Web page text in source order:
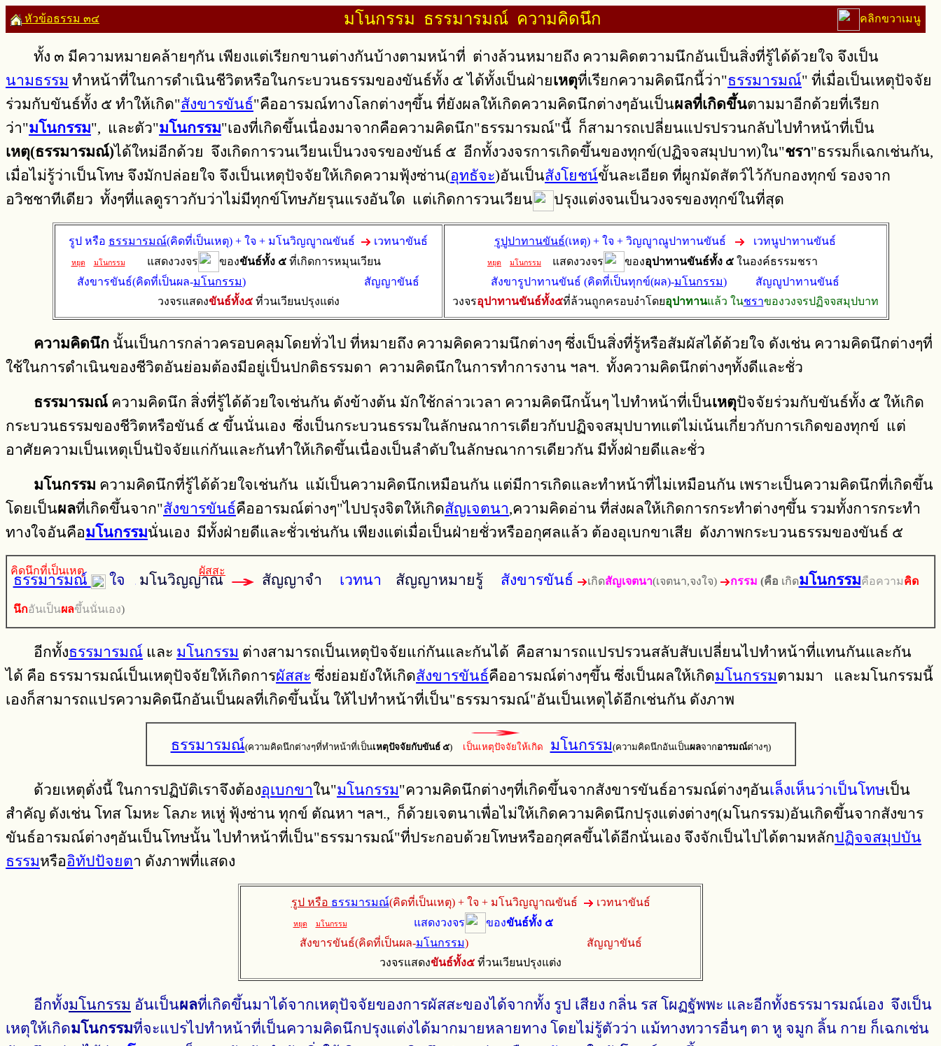
หัวข้อธรรม ๓๔ มโนกรรม ธรรมารมณ์ ความคิดนึก คลิกขวาเมนู
ทั้ง ๓ มีความหมายคล้ายๆกัน เพียงแต่เรียกขานต่างกันบ้างตามหน้าที่ ต่างล้วนหมายถึง ความคิดตวามนึกอันเป็นสิ่งที่รู้ได้ด้วยใจ จึงเป็น
นามธรรม ทำหน้าที่ในการดำเนินชีวิตหรือในกระบวนธรรมของขันธ์ทั้ง ๕ ได้ทั้งเป็นฝ่ายเหตุที่เรียกความคิดนึกนี้ว่า"ธรรมารมณ์" ที่เมื่อเป็นเหตุปัจจัย
ร่วมกับขันธ์ทั้ง ๕ ทำให้เกิด"สังขารขันธ์"คืออารมณ์ทางโลกต่างๆขึ้น ที่ยังผลให้เกิดความคิดนึกต่างๆอันเป็นผลที่เกิดขึ้นตามมาอีกด้วยที่เรียก
ว่า"มโนกรรม", และตัว"มโนกรรม"เองที่เกิดขึ้นเนื่องมาจากคือความคิดนึก"ธรรมารมณ์"นี้ ก็สามารถเปลี่ยนแปรปรวนกลับไปทำหน้าที่เป็น
เหตุ(ธรรมารมณ์)ได้ใหม่อีกด้วย จึงเกิดการวนเวียนเป็นวงจรของขันธ์ ๕ อีกทั้งวงจรการเกิดขึ้นของทุกข์(ปฏิจจสมุปบาท)ใน"ชรา"ธรรมก็เฉกเช่นกัน,
เมื่อไม่รู้ว่าเป็นโทษ จึงมักปล่อยใจ จึงเป็นเหตุปัจจัยให้เกิดความฟุ้งซ่าน(อุทธัจะ)อันเป็นสังโยชน์ขั้นละเอียด ที่ผูกมัดสัตว์ไว้กับกองทุกข์ รองจาก
อวิชชาทีเดียว ทั้งๆที่แลดูราวกับว่าไม่มีทุกข์โทษภัยรุนแรงอันใด แต่เกิดการวนเวียน
ปรุงแต่งจนเป็นวงจรของทุกข์ในที่สุด
รูป หรือ ธรรมารมณ์(คิดที่เป็นเหตุ) + ใจ + มโนวิญญูาณขันธ์ เวทนาขันธ์
หยุด มโนกรรม แสดงวงจร ของขันธ์ทั้ง ๕ ที่เกิดการหมุนเวียน
สังขารขันธ์(คิดที่เป็นผล-มโนกรรม)
สัญญาขันธ์
วงจรแสดงขันธ์ทั้ง๕ ที่วนเวียนปรุงแต่ง
รูปูปาทานขันธ์(เหตุ) + ใจ + วิญญูาณูปาทานขันธ์ เวทนูปาทานขันธ์
หยุด มโนกรรม แสดงวงจร ของอุปาทานขันธ์ทั้ง ๕ ในองค์ธรรมชรา
สังขารูปาทานขันธ์ (คิดที่เป็นทุกข์(ผล)-มโนกรรม)
สัญญูปาทานขันธ์
วงจรอุปาทานขันธ์ทั้ง๕ที่ล้วนถูกครอบงําโดยอุปาทานแล้ว ในชราของวงจรปฏิจจสมุปบาท
ความคิดนึก นั้นเป็นการกล่าวครอบคลุมโดยทั่วไป ที่หมายถึง ความคิดความนึกต่างๆ ซึ่งเป็นสิ่งที่รู้หรือสัมผัสได้ด้วยใจ ดังเช่น ความคิดนึกต่างๆที่
ใช้ในการดำเนินของชีวิตอันย่อมต้องมีอยู่เป็นปกติธรรมดา ความคิดนึกในการทำการงาน ฯลฯ. ทั้งความคิดนึกต่างๆทั้งดีและชั่ว
ธรรมารมณ์ ความคิดนึก สิ่งที่รู้ได้ด้วยใจเช่นกัน ดังข้างต้น มักใช้กล่าวเวลา ความคิดนึกนั้นๆ ไปทำหน้าที่เป็นเหตุปัจจัยร่วมกับขันธ์ทั้ง ๕ ให้เกิด
กระบวนธรรมของชีวิตหรือขันธ์ ๕ ขึ้นนั่นเอง ซึ่งเป็นกระบวนธรรมในลักษณาการเดียวกับปฏิจจสมุปบาทแต่ไม่เน้นเกี่ยวกับการเกิดของทุกข์ แต่
อาศัยความเป็นเหตุเป็นปัจจัยแก่กันและกันทำให้เกิดขึ้นเนื่องเป็นลำดับในลักษณาการเดียวกัน มีทั้งฝ่ายดีและชั่ว
มโนกรรม ความคิดนึกที่รู้ได้ด้วยใจเช่นกัน แม้เป็นความคิดนึกเหมือนกัน แต่มีการเกิดและทำหน้าที่ไม่เหมือนกัน เพราะเป็นความคิดนึกที่เกิดขึ้น
โดยเป็นผลที่เกิดขึ้นจาก"สังขารขันธ์คืออารมณ์ต่างๆ"ไปปรุงจิตให้เกิดสัญเจตนา,ความคิดอ่าน ที่ส่งผลให้เกิดการกระทำต่างๆขึ้น รวมทั้งการกระทำ
ทางใจอันคือมโนกรรมนั่นเอง มีทั้งฝ่ายดีและชั่วเช่นกัน เพียงแต่เมื่อเป็นฝ่ายชั่วหรืออกุศลแล้ว ต้องอุเบกขาเสีย ดังภาพกระบวนธรรมของขันธ์ ๕
คิดนึกที่เป็นเหตุ ผัสสะ
ธรรมารมณ์ ใจ มโนวิญญาณ สัญญาจํา เวทนา สัญญาหมายรู้ สังขารขันธ์ เกิดสัญเจตนา(เจตนา,จงใจ) กรรม (คือ เกิดมโนกรรมคือความคิด
นึกอันเป็นผลขึ้นนั่นเอง)
อีกทั้งธรรมารมณ์ และ มโนกรรม ต่างสามารถเป็นเหตุปัจจัยแก่กันและกันได้ คือสามารถแปรปรวนสลับสับเปลี่ยนไปทำหน้าที่แทนกันและกัน
ได้ คือ ธรรมารมณ์เป็นเหตุปัจจัยให้เกิดการผัสสะ ซึ่งย่อมยังให้เกิดสังขารขันธ์คืออารมณ์ต่างๆขึ้น ซึ่งเป็นผลให้เกิดมโนกรรมตามมา และมโนกรรมนี้
เองก็สามารถแปรความคิดนึกอันเป็นผลที่เกิดขึ้นนั้น ให้ไปทำหน้าที่เป็น"ธรรมารมณ์"อันเป็นเหตุได้อีกเช่นกัน ดังภาพ
ธรรมารมณ์(ความคิดนึกต่างๆที่ทำหน้าที่เป็นเหตุปัจจัยกับขันธ์ ๕) เป็นเหตุปัจจัยให้เกิด มโนกรรม(ความคิดนึกอันเป็นผลจากอารมณ์ต่างๆ)
ด้วยเหตุดั่งนี้ ในการปฏิบัติเราจึงต้องอุเบกขาใน"มโนกรรม"ความคิดนึกต่างๆที่เกิดขึ้นจากสังขารขันธ์อารมณ์ต่างๆอันเล็งเห็นว่าเป็นโทษเป็น
สำคัญ ดังเช่น โทส โมหะ โลภะ หเหู่ ฟุ้งซ่าน ทุกข์ ตัณหา ฯลฯ., ก็ด้วยเจตนาเพื่อไม่ให้เกิดความคิดนึกปรุงแต่งต่างๆ(มโนกรรม)อันเกิดขึ้นจากสังขาร
ขันธ์อารมณ์ต่างๆอันเป็นโทษนั้น ไปทำหน้าที่เป็น"ธรรมารมณ์"ที่ประกอบด้วยโทษหรืออกุศลขึ้นได้อีกนั่นเอง จึงจักเป็นไปได้ตามหลักปฏิจจสมุปบัน
ธรรมหรืออิทัปปัจยตา ดังภาพที่แสดง
รูป หรือ ธรรมารมณ์(คิดที่เป็นเหตุ) + ใจ + มโนวิญญูาณขันธ์ เวทนาขันธ์
หยุด มโนกรรม แสดงวงจร ของขันธ์ทั้ง ๕
สังขารขันธ์(คิดที่เป็นผล-มโนกรรม)
สัญญาขันธ์
วงจรแสดงขันธ์ทั้ง๕ ที่วนเวียนปรุงแต่ง
อีกทั้งมโนกรรม อันเป็นผลที่เกิดขึ้นมาได้จากเหตุปัจจัยของการผัสสะของได้จากทั้ง รูป เสียง กลิ่น รส โผฏฐัพพะ และอีกทั้งธรรมารมณ์เอง จึงเป็น
เหตุให้เกิดมโนกรรมที่จะแปรไปทำหน้าที่เป็นความคิดนึกปรุงแต่งได้มากมายหลายทาง โดยไม่รู้ตัวว่า แม้ทางทวารอื่นๆ ตา หู จมูก ลิ้น กาย ก็เฉกเช่น